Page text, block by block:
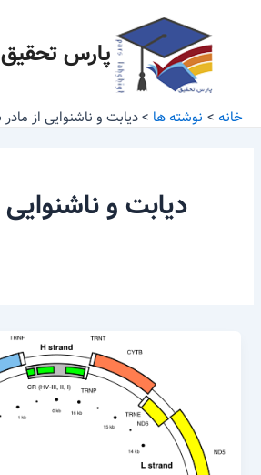
پارس تحقیق
خانه نوشته ها دیابت و ناشنوایی از
دیابت و ناشنوایی